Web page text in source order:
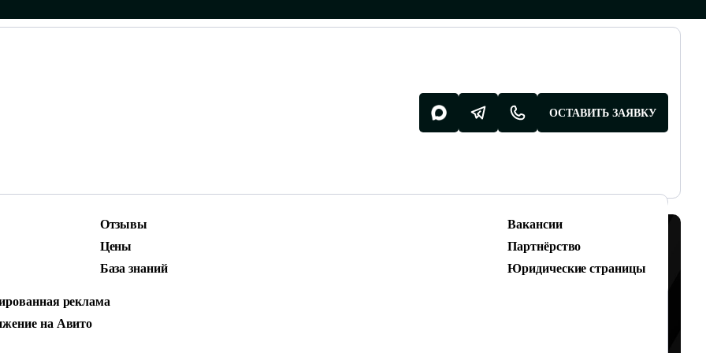
реклама
на Авито
Разработка поддержка
Техническая поддержка сайтов
Отзывы
Цены
База знаний
Вакансии
Партнёрство
Юридические страницы
ОСТАВИТЬ ЗАЯВКУ
ПИСЬМА: ОТ